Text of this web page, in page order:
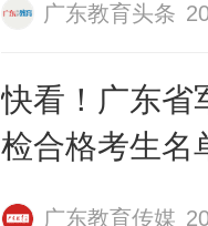
广东教育头条
快看！广东省
检合格考生名
广东教育传媒